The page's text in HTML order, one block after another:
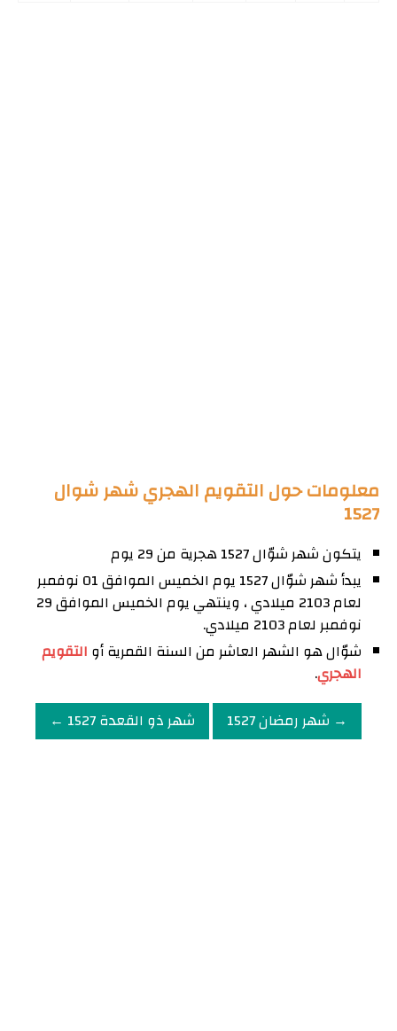
معلومات حول التقويم الهجري شهر شوال
1527
يتكون شهر شوّال 1527 هجرية من 29 يوم
يبدأ شهر شوّال 1527 يوم الخميس الموافق 01 نوفمبر
لعام 2103 ميلادي ، وينتهي يوم الخميس الموافق 29
نوفمبر لعام 2103 ميلادي.
شوّال هو الشهر العاشر من السنة القمرية أو التقويم
الهجري.
→ شهر رمضان 1527
شهر ذو القعدة 1527 ←